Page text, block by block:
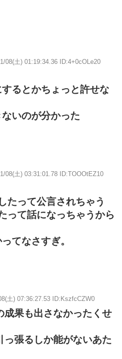
08(土) 01:19:34.36 ID:4+0cOLe20
るとかちょっと許せな
いのが分かった
08(土) 03:31:01.78 ID:TOOOtEZ10
たって公言されちゃう
って話になっちゃうから
てなさすぎ。
土) 07:36:27.53 ID:KszfcCZW0
成果も出さなかったくせ
っ張るしか能がないあた